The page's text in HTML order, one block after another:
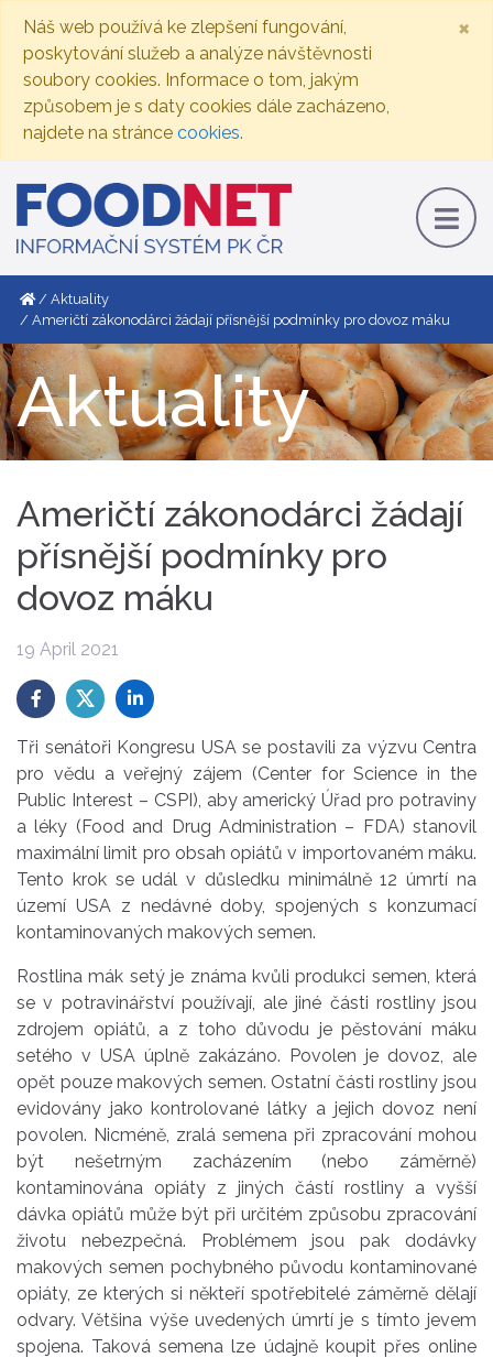
Náš web používá ke zlepšení fungování,
poskytování služeb a analýze návštěvnosti
soubory cookies. Informace o tom, jakým
způsobem je s daty cookies dále zacházeno,
najdete na stránce cookies.
×
Aktuality
Američtí zákonodárci žádají přísnější podmínky pro dovoz máku
Aktuality
Američtí zákonodárci žádají
přísnější podmínky pro
dovoz máku
19 April 2021
Tři senátoři Kongresu USA se postavili za výzvu Centra
pro vědu a veřejný zájem (Center for Science in the
Public Interest – CSPI), aby americký Úřad pro potraviny
a léky (Food and Drug Administration – FDA) stanovil
maximální limit pro obsah opiátů v importovaném máku.
Tento krok se udál v důsledku minimálně 12 úmrtí na
území USA z nedávné doby, spojených s konzumací
kontaminovaných makových semen.
Rostlina mák setý je známa kvůli produkci semen, která
se v potravinářství používají, ale jiné části rostliny jsou
zdrojem opiátů, a z toho důvodu je pěstování máku
setého v USA úplně zakázáno. Povolen je dovoz, ale
opět pouze makových semen. Ostatní části rostliny jsou
evidovány jako kontrolované látky a jejich dovoz není
povolen. Nicméně, zralá semena při zpracování mohou
být nešetrným zacházením (nebo záměrně)
kontaminována opiáty z jiných částí rostliny a vyšší
dávka opiátů může být při určitém způsobu zpracování
životu nebezpečná. Problémem jsou pak dodávky
makových semen pochybného původu kontaminované
opiáty, ze kterých si někteří spotřebitelé záměrně dělají
odvary. Většina výše uvedených úmrtí je s tímto jevem
spojena. Taková semena lze údajně koupit přes online